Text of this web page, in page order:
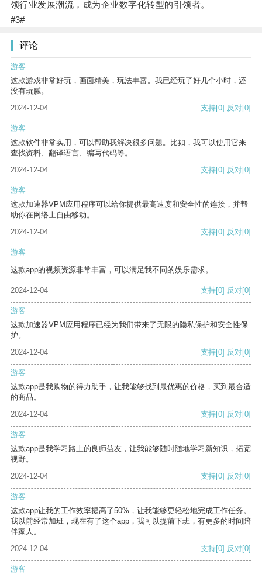
领行业发展潮流，成为企业数字化转型的引领者。
#3#
评论
游客
这款游戏非常好玩，画面精美，玩法丰富。我已经玩了好几个小时，还
没有玩腻。
2024-12-04
支持[0] 反对[0]
游客
这款软件非常实用，可以帮助我解决很多问题。比如，我可以使用它来
查找资料、翻译语言、编写代码等。
2024-12-04
支持[0] 反对[0]
游客
这款加速器VPM应用程序可以给你提供最高速度和安全性的连接，并帮
助你在网络上自由移动。
2024-12-04
支持[0] 反对[0]
游客
这款app的视频资源非常丰富，可以满足我不同的娱乐需求。
2024-12-04 支持[0] 反对[0]
游客
这款加速器VPM应用程序已经为我们带来了无限的隐私保护和安全性保
护。
2024-12-04
支持[0] 反对[0]
游客
这款app是我购物的得力助手，让我能够找到最优惠的价格，买到最合适
的商品。
2024-12-04
支持[0] 反对[0]
游客
这款app是我学习路上的良师益友，让我能够随时随地学习新知识，拓宽
视野。
2024-12-04
支持[0] 反对[0]
游客
这款app让我的工作效率提高了50%，让我能够更轻松地完成工作任务。
我以前经常加班，现在有了这个app，我可以提前下班，有更多的时间陪
伴家人。
2024-12-04
支持[0] 反对[0]
游客